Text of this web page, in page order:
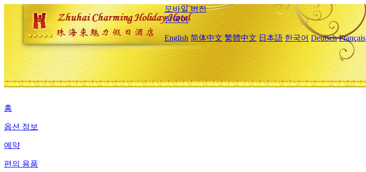
모바일 버전
한국어
English 简体中文 繁體中文 日本語 한국어 Deutsch Français
홈
옵션 정보
예약
편의 용품